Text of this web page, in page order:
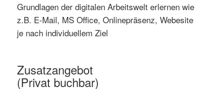
Grundlagen der digitalen Arbeitswelt erlernen wie
z.B. E-Mail, MS Office, Onlinepräsenz, Webesite
je nach individuellem Ziel
Zusatzangebot
(Privat buchbar)